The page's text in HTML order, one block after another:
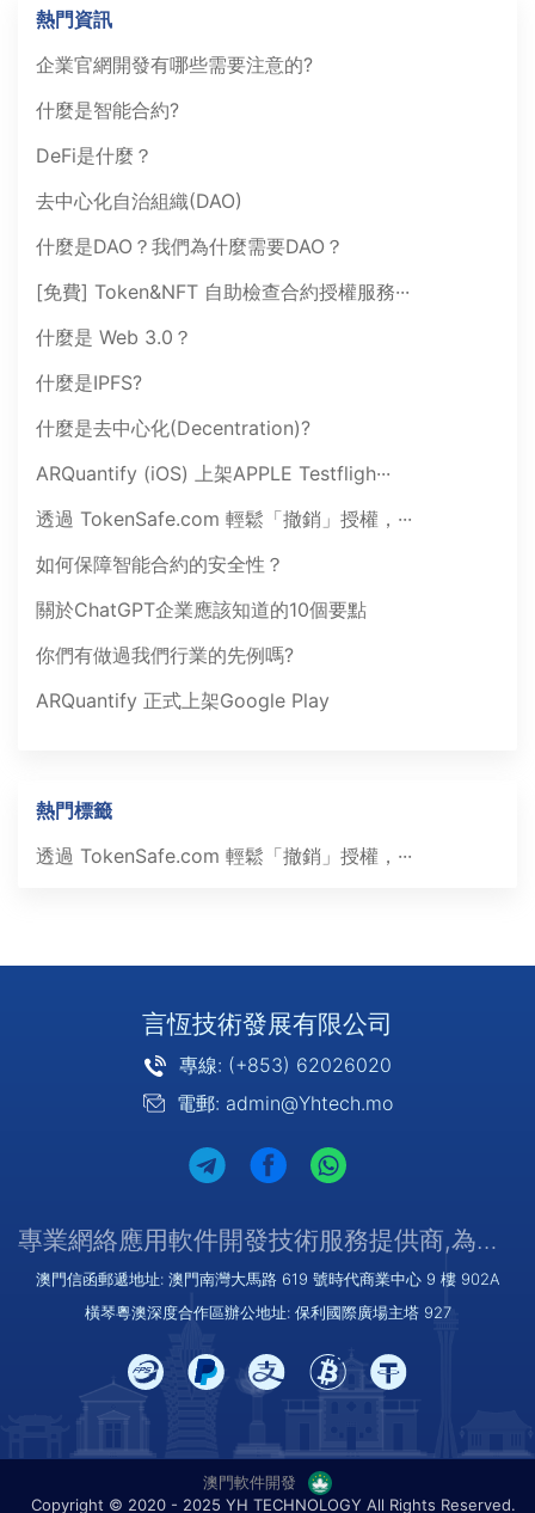
熱門資訊
企業官網開發有哪些需要注意的?
什麼是智能合約?
DeFi是什麼？
去中心化自治組織(DAO)
什麼是DAO？我們為什麼需要DAO？
[免費] Token&NFT 自助檢查合約授權服務···
什麼是 Web 3.0？
什麼是IPFS?
什麼是去中心化(Decentration)?
ARQuantify (iOS) 上架APPLE Testfligh···
透過 TokenSafe.com 輕鬆「撤銷」授權，···
如何保障智能合約的安全性？
關於ChatGPT企業應該知道的10個要點
你們有做過我們行業的先例嗎?
ARQuantify 正式上架Google Play
熱門標籤
透過 TokenSafe.com 輕鬆「撤銷」授權，···
言恆技術發展有限公司
專線: (+853) 62026020
電郵: admin@Yhtech.mo
專業網絡應用軟件開發技術服務提供商,為您提供優質/可靠的服務
澳門信函郵遞地址: 澳門南灣大馬路 619 號時代商業中心 9 樓 902A
橫琴粵澳深度合作區辦公地址: 保利國際廣場主塔 927
澳門軟件開發
Copyright © 2020 - 2025 YH TECHNOLOGY All Rights Reserved.